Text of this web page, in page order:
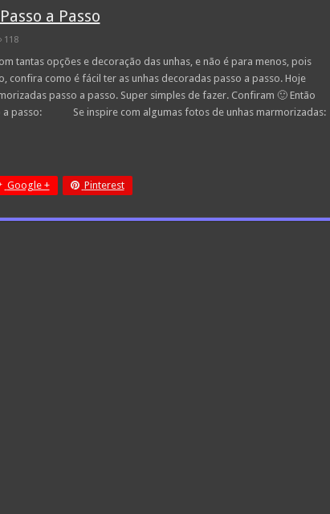
a Passo
118
tantas opções e decoração das unhas, e não é para menos, pois
confira como é fácil ter as unhas decoradas passo a passo. Hoje
passo a passo. Super simples de fazer. Confiram 🙂 Então
Se inspire com algumas fotos de unhas marmorizadas:
Google + Pinterest